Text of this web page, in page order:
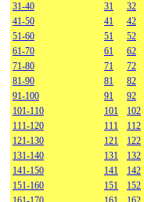
31-40
31 32
41-50
41 42
51-60
51 52
61-70
61 62
71-80
71 72
81-90
81 82
91-100
91 92
101-110
101 102
111-120
111 112
121-130
121 122
131-140
131 132
141-150
141 142
151-160
151 152